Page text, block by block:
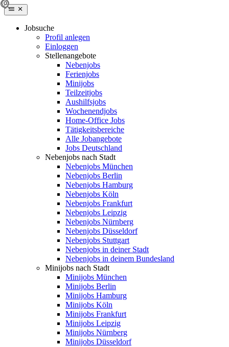
Jobsuche
Profil anlegen
Einloggen
Stellenangebote
Nebenjobs
Ferienjobs
Minijobs
Teilzeitjobs
Aushilfsjobs
Wochenendjobs
Home-Office Jobs
Tätigkeitsbereiche
Alle Jobangebote
Jobs Deutschland
Nebenjobs nach Stadt
Nebenjobs München
Nebenjobs Berlin
Nebenjobs Hamburg
Nebenjobs Köln
Nebenjobs Frankfurt
Nebenjobs Leipzig
Nebenjobs Nürnberg
Nebenjobs Düsseldorf
Nebenjobs Stuttgart
Nebenjobs in deiner Stadt
Nebenjobs in deinem Bundesland
Minijobs nach Stadt
Minijobs München
Minijobs Berlin
Minijobs Hamburg
Minijobs Köln
Minijobs Frankfurt
Minijobs Leipzig
Minijobs Nürnberg
Minijobs Düsseldorf